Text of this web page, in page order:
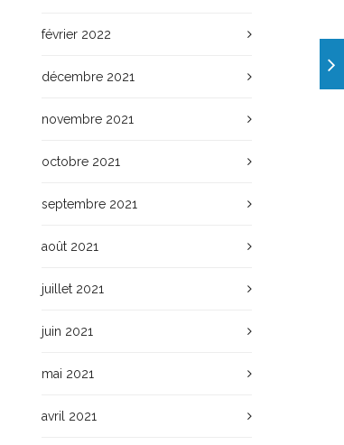
février 2022
décembre 2021
novembre 2021
octobre 2021
septembre 2021
août 2021
juillet 2021
juin 2021
mai 2021
avril 2021